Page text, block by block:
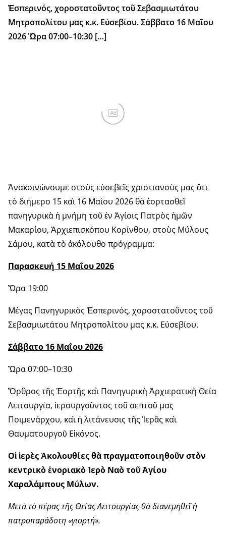
Ἑσπερινός, χοροστατοῦντος τοῦ Σεβασμιωτάτου
Μητροπολίτου μας κ.κ. Εὐσεβίου. Σάββατο 16 Μαΐου
2026 Ὥρα 07:00–10:30 […]
Ad
Ἀνακοινώνουμε στοὺς εὐσεβεῖς χριστιανοὺς μας ὅτι
τὸ διήμερο 15 καὶ 16 Μαΐου 2026 θὰ ἑορτασθεῖ
πανηγυρικὰ ἡ μνήμη τοῦ ἐν Ἁγίοις Πατρὸς ἡμῶν
Μακαρίου, Ἀρχιεπισκόπου Κορίνθου, στοὺς Μύλους
Σάμου, κατὰ τὸ ἀκόλουθο πρόγραμμα:
Παρασκευή 15 Μαΐου 2026
Ὥρα 19:00
Μέγας Πανηγυρικὸς Ἑσπερινός, χοροστατοῦντος τοῦ
Σεβασμιωτάτου Μητροπολίτου μας κ.κ. Εὐσεβίου.
Σάββατο 16 Μαΐου 2026
Ὥρα 07:00–10:30
Ὄρθρος τῆς Ἑορτῆς καὶ Πανηγυρικὴ Ἀρχιερατικὴ Θεία
Λειτουργία, ἱερουργοῦντος τοῦ σεπτοῦ μας
Ποιμενάρχου, καὶ ἡ λιτάνευσις τῆς Ἱερᾶς καὶ
Θαυματουργοῦ Εἰκόνος.
Οἱ ἱερὲς Ἀκολουθίες θὰ πραγματοποιηθοῦν στὸν
κεντρικὸ ἐνοριακὸ Ἱερὸ Ναὸ τοῦ Ἁγίου
Χαραλάμπους Μύλων.
Μετὰ τὸ πέρας τῆς Θείας Λειτουργίας θὰ διανεμηθεῖ ἡ
πατροπαράδοτη «γιορτή».